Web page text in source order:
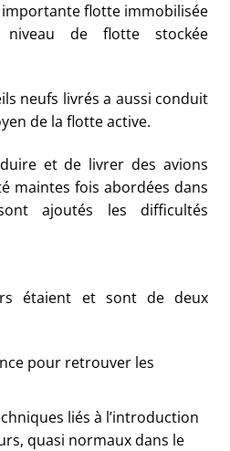
importante flotte immobilisée
de flotte stockée
neufs livrés a aussi conduit
de la flotte active.
et de livrer des avions
maintes fois abordées dans
ajoutés les difficultés
étaient et sont de deux
pour retrouver les
liés à l’introduction
quasi normaux dans le